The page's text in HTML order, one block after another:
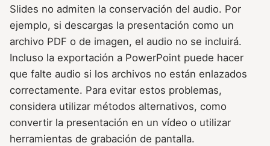
Slides no admiten la conservación del audio. Por
ejemplo, si descargas la presentación como un
archivo PDF o de imagen, el audio no se incluirá.
Incluso la exportación a PowerPoint puede hacer
que falte audio si los archivos no están enlazados
correctamente. Para evitar estos problemas,
considera utilizar métodos alternativos, como
convertir la presentación en un vídeo o utilizar
herramientas de grabación de pantalla.